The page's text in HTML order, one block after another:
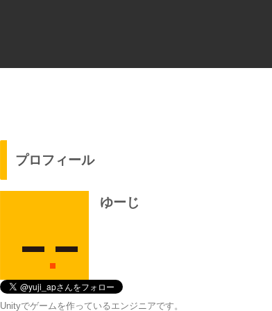
プロフィール
ゆーじ
Unityでゲームを作っているエンジニアです。